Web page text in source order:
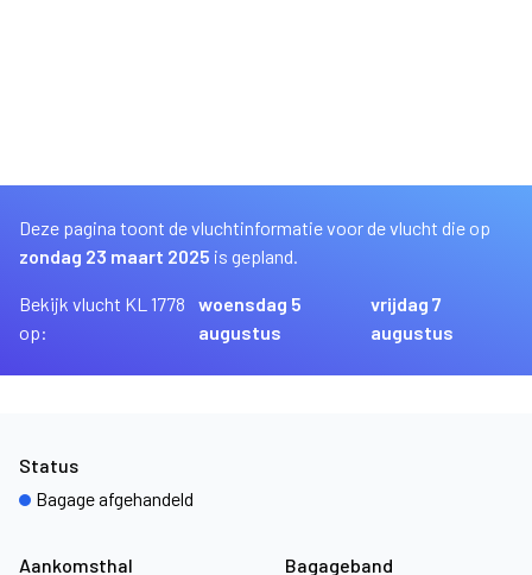
Deze pagina toont de vluchtinformatie voor de vlucht die op
zondag 23 maart 2025 is gepland.
Bekijk vlucht KL 1778
op:
woensdag 5
augustus
vrijdag 7
augustus
Aankomsthal Bagageband
Status
Bagage afgehandeld